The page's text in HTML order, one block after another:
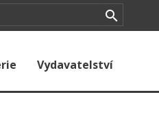
Vydavatelství